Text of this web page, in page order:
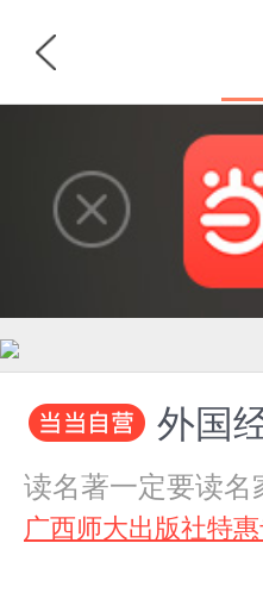
外国
读名著一定要读名
广西师大出版社特